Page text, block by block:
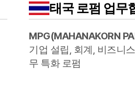
태국로펌 업무
MPG(MAHANAKORN
기업 설립, 회계, 비즈니
무 특화 로펌